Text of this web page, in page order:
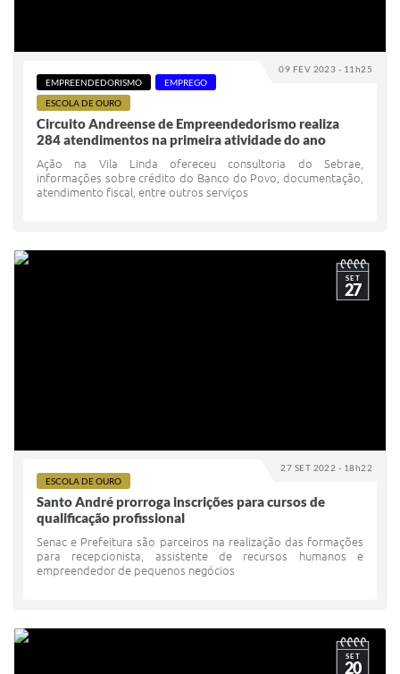
09 FEV 2023 - 11h25
EMPREENDEDORISMO
EMPREGO
ESCOLA DE OURO
Circuito Andreense de Empreendedorismo realiza
284 atendimentos na primeira atividade do ano
Ação na Vila Linda ofereceu consultoria do Sebrae,
informações sobre crédito do Banco do Povo, documentação,
atendimento fiscal, entre outros serviços
27 SET 2022 - 18h22
SET
27
ESCOLA DE OURO
Santo André prorroga inscrições para cursos de
qualificação profissional
Senac e Prefeitura são parceiros na realização das formações
para recepcionista, assistente de recursos humanos e
empreendedor de pequenos negócios
SET
20